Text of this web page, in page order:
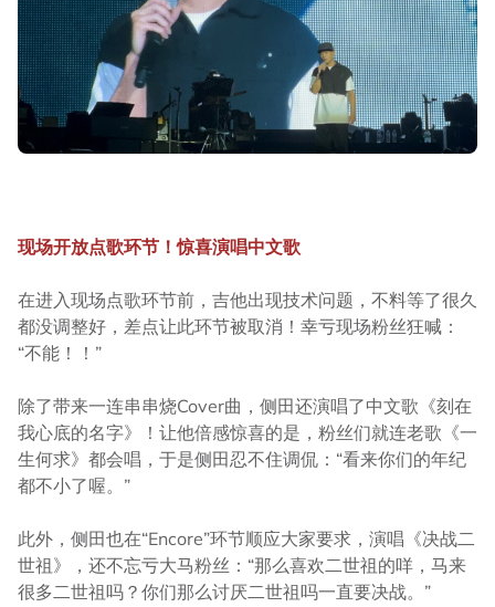
现场开放点歌环节！惊喜演唱中文歌
在进入现场点歌环节前，吉他出现技术问题，不料等了很久
都没调整好，差点让此环节被取消！幸亏现场粉丝狂喊：
“不能！！”
除了带来一连串串烧Cover曲，侧田还演唱了中文歌《刻在
我心底的名字》！让他倍感惊喜的是，粉丝们就连老歌《一
生何求》都会唱，于是侧田忍不住调侃：“看来你们的年纪
都不小了喔。”
此外，侧田也在“Encore”环节顺应大家要求，演唱《决战二
世祖》，还不忘亏大马粉丝：“那么喜欢二世祖的咩，马来
很多二世祖吗？你们那么讨厌二世祖吗一直要决战。”